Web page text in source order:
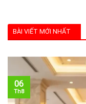
BÀI VIẾT MỚI NHẤT
06
Th8